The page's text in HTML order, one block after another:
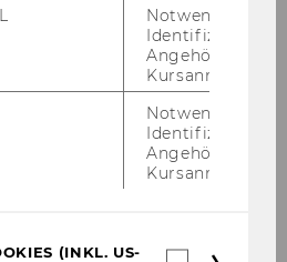
Notwendig zur
Identifizierung
Angehörige/r für
Kursanmeldung.
Notwendig zur
Identifizierung
Angehörige/r für
Kursanmeldung.
(INKL. US-